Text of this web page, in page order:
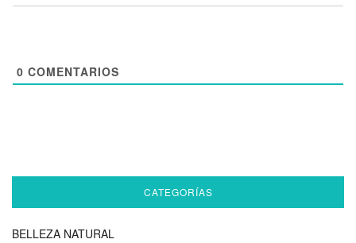
0 COMENTARIOS
CATEGORÍAS
BELLEZA NATURAL